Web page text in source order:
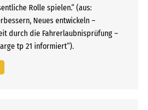
Rolle spielen.“ (aus:
Neues entwickeln –
durch die Fahrerlaubnisprüfung –
arge tp 21 informiert“).